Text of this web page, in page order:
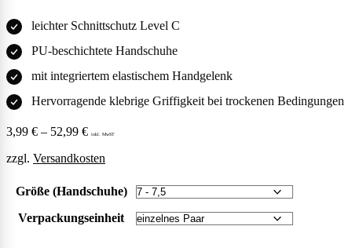
leichter Schnittschutz Level C
PU-beschichtete Handschuhe
mit integriertem elastischem Handgelenk
Hervorragende klebrige Griffigkeit bei trockenen Bedingungen
3,99 € – 52,99 € inkl. MwST
zzgl. Versandkosten
Größe (Handschuhe)
Verpackungseinheit